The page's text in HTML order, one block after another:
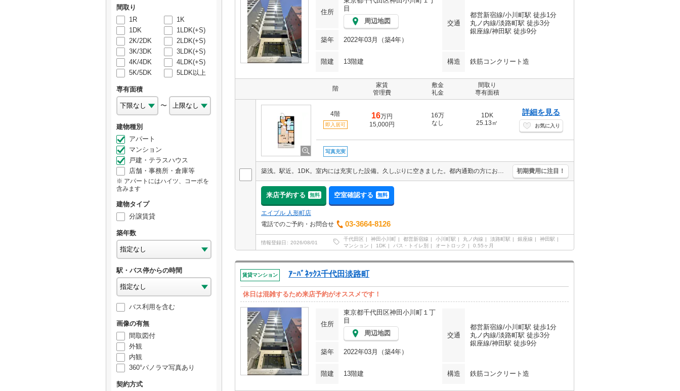
間取り
1R
1K
1DK
1LDK(+S)
2K/2DK
2LDK(+S)
3K/3DK
3LDK(+S)
4K/4DK
4LDK(+S)
5K/5DK
5LDK以上
専有面積
〜
建物種別
アパート
マンション
戸建・テラスハウス
店舗・事務所・倉庫等
アパートにはハイツ、コーポを
含みます
建物タイプ
分譲賃貸
築年数
駅・バス停からの時間
バス利用を含む
画像の有無
間取図付
外観
内観
360°パノラマ写真あり
契約方式
住所
目
周辺地図
交通
都営新宿線/小川町駅 徒歩1分
丸ノ内線/淡路町駅 徒歩3分
銀座線/神田駅 徒歩9分
築年
2022年03月（築4年）
階建 13階建 構造 鉄筋コンクリート造
階
家賃
管理費
敷金
礼金
間取り
専有面積
4階
即入居可
16万円
15,000円
16万
なし
1DK
25.13㎡
詳細を見る
お気に入り
写真充実
築浅。駅近。1DK。室内には充実した設備。久しぶりに空きました。都内通勤の方におすすめ。 初期費用に注目！
来店予約する 無料 空室確認する 無料
エイブル 人形町店
電話でのご予約・お問合せ
03-3664-8126
情報登録日 2026/08/01
千代田区 神田小川町 都営新宿線 小川町駅 丸ノ内線 淡路町駅 銀座線
神田駅
マンション
1DK バス・トイレ別 オートロック 0.55ヶ月
賃貸マンション ｱｰﾊﾞﾈｯｸｽ千代田淡路町
休日は混雑するため来店予約がオススメです！
住所
東京都千代田区神田小川町１丁
目
周辺地図
交通
都営新宿線/小川町駅 徒歩1分
丸ノ内線/淡路町駅 徒歩3分
銀座線/神田駅 徒歩9分
築年
2022年03月（築4年）
階建 13階建 構造 鉄筋コンクリート造